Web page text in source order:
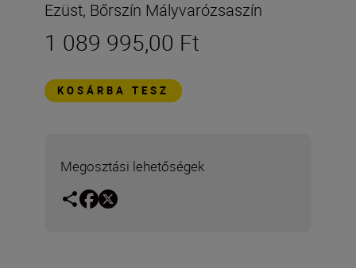
Ezüst, Bőrszín Mályvarózsaszín
1 089 995,00 Ft
KOSÁRBA TESZ
Megosztási lehetőségek